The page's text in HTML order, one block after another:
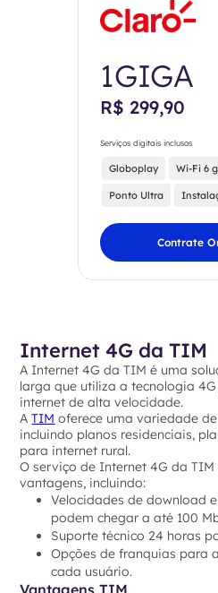
1GIGA
R$ 299,90
Serviços digitais inclusos
Globoplay Wi-Fi 6
Ponto Ultra
Contrate
Internet 4G da TIM
A Internet 4G da TIM é uma
larga que utiliza a tecnologia
internet de alta velocidade.
ATIM oferece uma variedade
incluindo planos residenciais,
para internet rural.
O serviço de Internet 4G da
vantagens, incluindo:
Velocidades de download
podem chegar a até 100
Suporte técnico 24 horas
Opções de franquias para
cada usuário.
Vantagens TIM